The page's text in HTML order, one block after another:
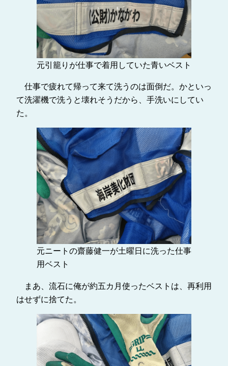
元引籠りが仕事で着用していた青いベスト
仕事で疲れて帰って来て洗うのは面倒だ。かといっ
て洗濯機で洗うと壊れそうだから、手洗いにしてい
た。
元ニートの齋藤健一が土曜日に洗った仕事
用ベスト
まあ、流石に俺が約五カ月使ったベストは、再利用
はせずに捨てた。